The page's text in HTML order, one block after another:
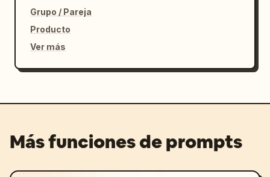
Grupo / Pareja
Producto
Ver más
Más funciones de prompts